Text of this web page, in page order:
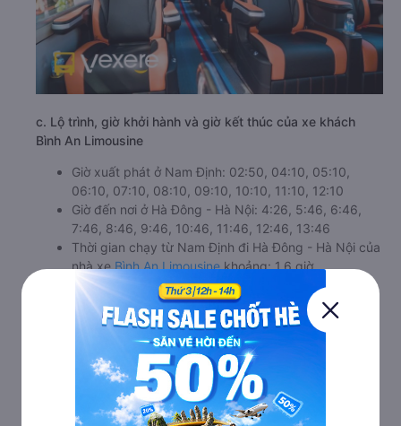
c. Lộ trình, giờ khởi hành và giờ kết thúc của xe khách
Bình An Limousine
Giờ xuất phát ở Nam Định: 02:50, 04:10, 05:10,
06:10, 07:10, 08:10, 09:10, 10:10, 11:10, 12:10
Giờ đến nơi ở Hà Đông - Hà Nội: 4:26, 5:46, 6:46,
7:46, 8:46, 9:46, 10:46, 11:46, 12:46, 13:46
Thời gian chạy từ Nam Định đi Hà Đông - Hà Nội của
nhà xeBình An Limousinekhoảng: 1.6 giờ
d. Các điểm đón khách của nhà xe Bình An Limousine
119 Đông A
Văn phòng Giao Thuỷ
Văn phòng Giao Thịnh
Văn phòng Nghĩa Tân
e. Các điểm trả khách của nhà xe Bình An Limousine